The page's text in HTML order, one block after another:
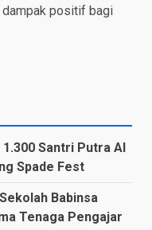
dampak positif bagi
Santri Putra Al
Spade Fest
Babinsa
Tenaga Pengajar